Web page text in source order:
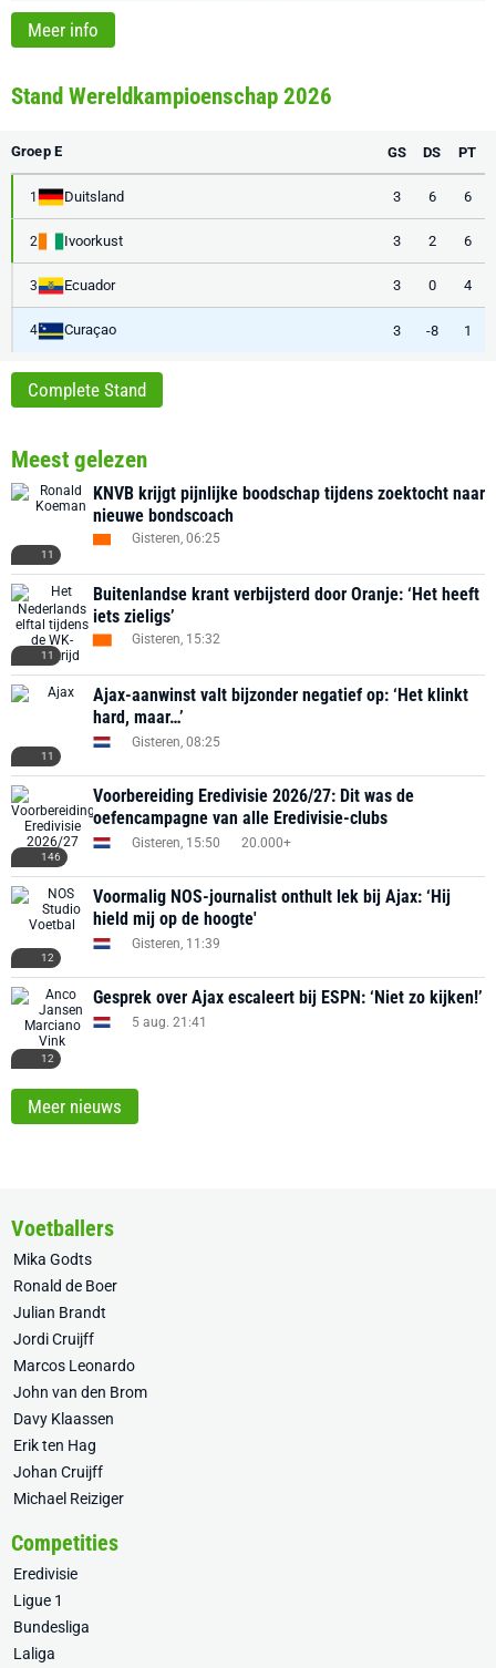
Meer info
Stand Wereldkampioenschap 2026
Groep E GS DS PT
1 Duitsland 3 6 6
2 Ivoorkust 3 2 6
3 Ecuador 3 0 4
4 Curaçao 3 -8 1
Complete Stand
Meest gelezen
11
KNVB krijgt pijnlijke boodschap tijdens zoektocht naar
nieuwe bondscoach
Gisteren, 06:25
11
Buitenlandse krant verbijsterd door Oranje: ‘Het heeft
iets zieligs’
Gisteren, 15:32
11
Ajax-aanwinst valt bijzonder negatief op: ‘Het klinkt
hard, maar…’
Gisteren, 08:25
146
Voorbereiding Eredivisie 2026/27: Dit was de
oefencampagne van alle Eredivisie-clubs
Gisteren, 15:50 20.000+
12
Voormalig NOS-journalist onthult lek bij Ajax: ‘Hij
hield mij op de hoogte'
Gisteren, 11:39
12
Gesprek over Ajax escaleert bij ESPN: ‘Niet zo kijken!’
5 aug. 21:41
Meer nieuws
Voetballers
Mika Godts
Ronald de Boer
Julian Brandt
Jordi Cruijff
Marcos Leonardo
John van den Brom
Davy Klaassen
Erik ten Hag
Johan Cruijff
Michael Reiziger
Competities
Eredivisie
Ligue 1
Bundesliga
Laliga